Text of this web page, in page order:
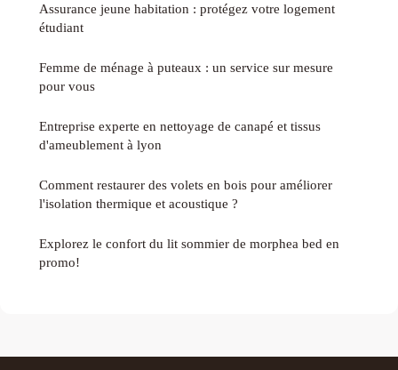
Assurance jeune habitation : protégez votre logement
étudiant
Femme de ménage à puteaux : un service sur mesure
pour vous
Entreprise experte en nettoyage de canapé et tissus
d'ameublement à lyon
Comment restaurer des volets en bois pour améliorer
l'isolation thermique et acoustique ?
Explorez le confort du lit sommier de morphea bed en
promo!